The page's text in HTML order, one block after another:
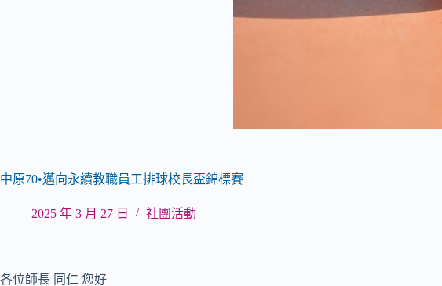
中原70•邁向永續教職員工排球校長盃錦標賽
2025 年 3 月 27 日 社團活動
各位師長 同仁 您好